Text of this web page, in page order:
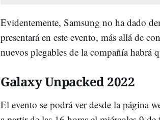
Evidentemente, Samsung no ha dado
presentará en este evento, más allá de
nuevos plegables de la compañía habrá
Galaxy Unpacked 2022
El evento se podrá ver desde la página